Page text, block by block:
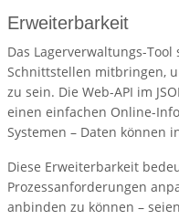
Erweiterbarkeit
Das Lagerverwaltungs-
Schnittstellen mitbringen,
zu sein. Die Web-API im
einen einfachen Online-
Systemen – Daten können
Diese Erweiterbarkeit
Prozessanforderungen
anbinden zu können –